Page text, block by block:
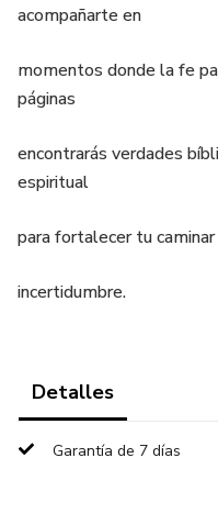
acompañarte en
momentos donde la fe
páginas
encontrarás verdades
espiritual
para fortalecer tu
incertidumbre.
Detalles
Garantía de 7 días